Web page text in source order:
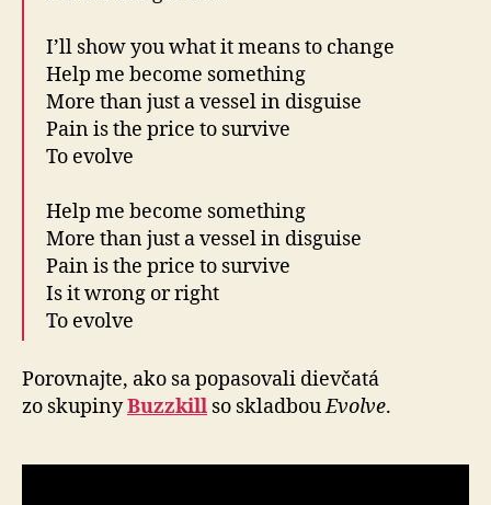
I’ll show you what it means to change
Help me become something
More than just a vessel in disguise
Pain is the price to survive
To evolve
Help me become something
More than just a vessel in disguise
Pain is the price to survive
Is it wrong or right
To evolve
Porovnajte, ako sa popasovali dievčatá
zo skupinyBuzzkill so skladbouEvolve.